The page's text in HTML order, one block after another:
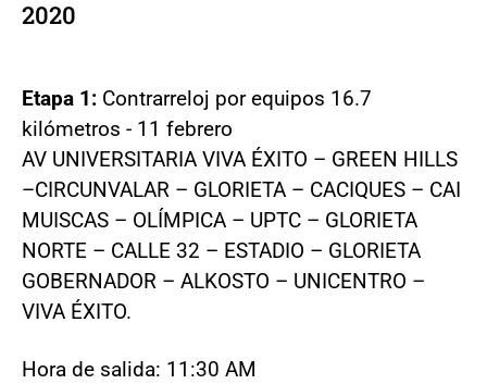
2020
Etapa 1: Contrarreloj por equipos 16.7
kilómetros - 11 febrero
AV UNIVERSITARIA VIVA ÉXITO – GREEN HILLS
–CIRCUNVALAR – GLORIETA – CACIQUES – CAI
MUISCAS – OLÍMPICA – UPTC – GLORIETA
NORTE – CALLE 32 – ESTADIO – GLORIETA
GOBERNADOR – ALKOSTO – UNICENTRO –
VIVA ÉXITO.
Hora de salida: 11:30 AM